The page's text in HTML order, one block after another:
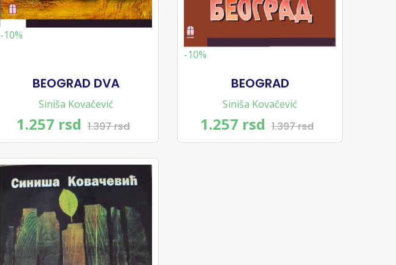
-10%
BEOGRAD DVA
Siniša Kovačević
1.257 rsd 1.397 rsd
-10%
BEOGRAD
Siniša Kovačević
1.257 rsd 1.397 rsd